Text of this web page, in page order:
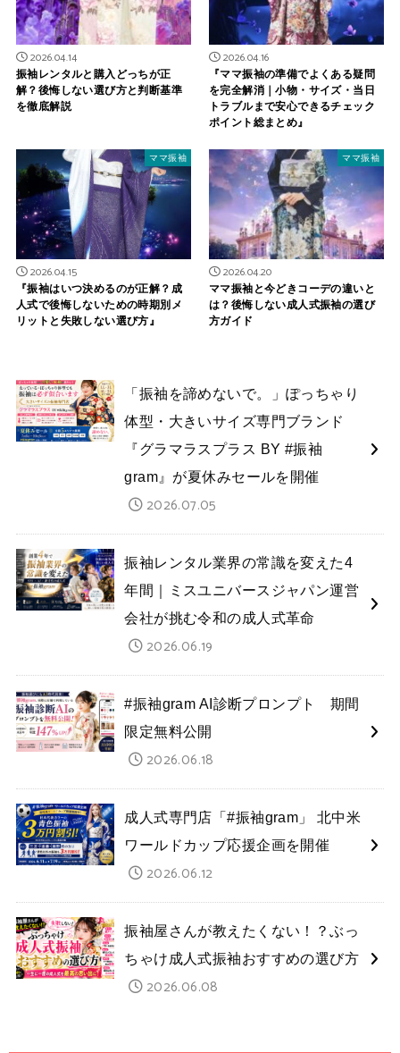
2026.04.14
振袖レンタルと購入どっちが正
解？後悔しない選び方と判断基準
を徹底解説
2026.04.16
『ママ振袖の準備でよくある疑問
を完全解消｜小物・サイズ・当日
トラブルまで安心できるチェック
ポイント総まとめ』
ママ振袖
2026.04.15
『振袖はいつ決めるのが正解？成
人式で後悔しないための時期別メ
リットと失敗しない選び方』
ママ振袖
2026.04.20
ママ振袖と今どきコーデの違いと
は？後悔しない成人式振袖の選び
方ガイド
「振袖を諦めないで。」ぽっちゃり
体型・大きいサイズ専門ブランド
『グラマラスプラス BY #振袖
gram』が夏休みセールを開催
2026.07.05
振袖レンタル業界の常識を変えた4
年間｜ミスユニバースジャパン運営
会社が挑む令和の成人式革命
2026.06.19
#振袖gram AI診断プロンプト 期間
限定無料公開
2026.06.18
成人式専門店「#振袖gram」 北中米
ワールドカップ応援企画を開催
2026.06.12
振袖屋さんが教えたくない！？ぶっ
ちゃけ成人式振袖おすすめの選び方
2026.06.08